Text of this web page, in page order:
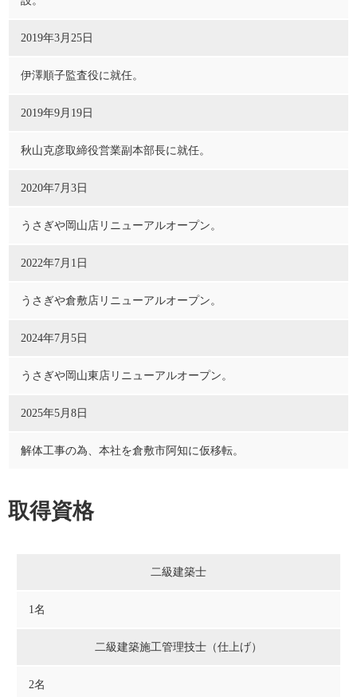
2019年3月25日
伊澤順子監査役に就任。
2019年9月19日
秋山克彦取締役営業副本部長に就任。
2020年7月3日
うさぎや岡山店リニューアルオープン。
2022年7月1日
うさぎや倉敷店リニューアルオープン。
2024年7月5日
うさぎや岡山東店リニューアルオープン。
2025年5月8日
解体工事の為、本社を倉敷市阿知に仮移転。
取得資格
二級建築士
1名
二級建築施工管理技士（仕上げ）
2名